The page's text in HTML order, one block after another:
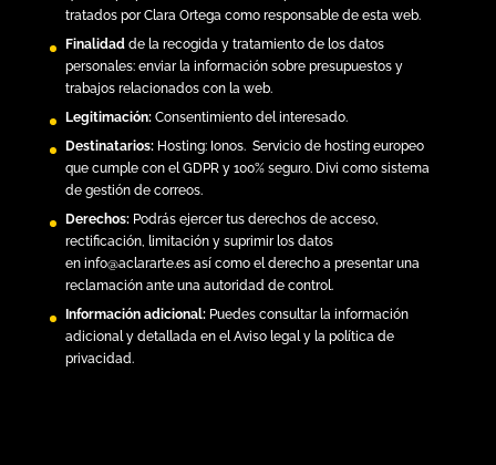
tratados por Clara Ortega como responsable de esta web.
Finalidadde la recogida y tratamiento de los datos
personales: enviar la información sobre presupuestos y
trabajos relacionados con la web.
Legitimación: Consentimiento del interesado.
Destinatarios:Hosting: Ionos.Servicio de hosting europeo
que cumple con el GDPR y 100% seguro. Divi como sistema
de gestión de correos.
Derechos: Podrás ejercer tus derechos de acceso,
rectificación, limitación y suprimir los datos
en info@aclararte.esasí como el derecho a presentar una
reclamación ante una autoridad de control.
Información adicional:Puedes consultar la información
adicional y detallada en elAviso legal y la política de
privacidad.